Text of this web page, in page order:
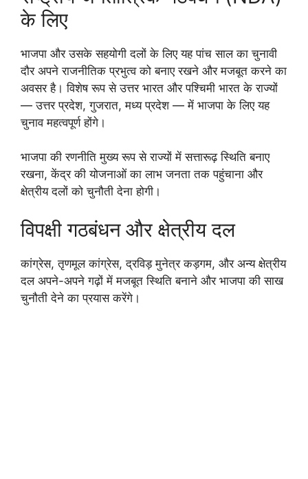
के लिए
भाजपा और उसके सहयोगी दलों के लिए यह पांच साल का चुनावी
दौर अपने राजनीतिक प्रभुत्व को बनाए रखने और मजबूत करने का
अवसर है। विशेष रूप से उत्तर भारत और पश्चिमी भारत के राज्यों
— उत्तर प्रदेश, गुजरात, मध्य प्रदेश — में भाजपा के लिए यह
चुनाव महत्वपूर्ण होंगे।
भाजपा की रणनीति मुख्य रूप से राज्यों में सत्तारूढ़ स्थिति बनाए
रखना, केंद्र की योजनाओं का लाभ जनता तक पहुंचाना और
क्षेत्रीय दलों को चुनौती देना होगी।
विपक्षी गठबंधन और क्षेत्रीय दल
कांग्रेस, तृणमूल कांग्रेस, द्रविड़ मुनेत्र कड़गम, और अन्य क्षेत्रीय
दल अपने-अपने गढ़ों में मजबूत स्थिति बनाने और भाजपा की साख
चुनौती देने का प्रयास करेंगे।